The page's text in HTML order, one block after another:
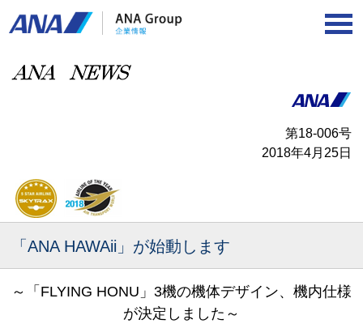
第18-006号
2018年4月25日
「ANA HAWAii」が始動します
～「FLYING HONU」3機の機体デザイン、機内仕様
が決定しました～